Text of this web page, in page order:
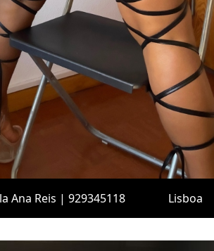
Ana Reis | 929345118 Lisboa